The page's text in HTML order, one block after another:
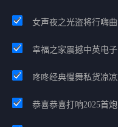
女声夜之光盗将行嗨